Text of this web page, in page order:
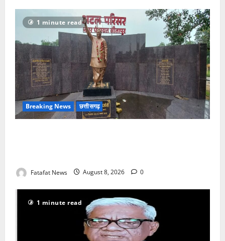
1 minute read
Breaking News छत्तीसगढ़
Fatafat News August 8, 2026 0
1 minute read